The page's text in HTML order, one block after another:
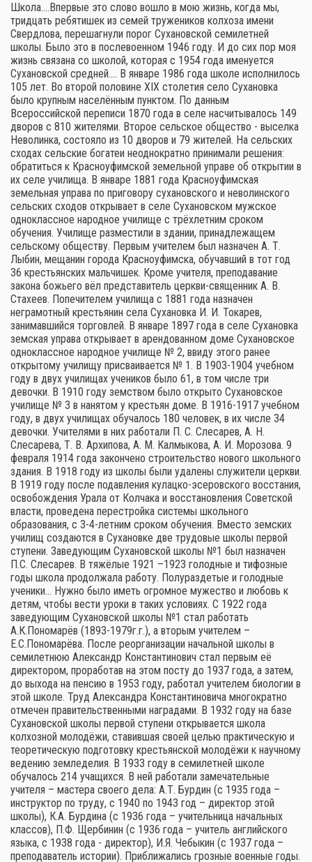
Школа.…Впервые это слово вошло в мою жизнь, когда мы,
тридцать ребятишек из семей тружеников колхоза имени
Свердлова, перешагнули порог Сухановской семилетней
школы. Было это в послевоенном 1946 году. И до сих пор моя
жизнь связана со школой, которая с 1954 года именуется
Сухановской средней.… В январе 1986 года школе исполнилось
105 лет. Во второй половине XIX столетия село Сухановка
было крупным населённым пунктом. По данным
Всероссийской переписи 1870 года в селе насчитывалось 149
дворов с 810 жителями. Второе сельское общество - выселка
Неволинка, состояло из 10 дворов и 79 жителей. На сельских
сходах сельские богатеи неоднократно принимали решения:
обратиться к Красноуфимской земельной управе об открытии в
их селе училища. В январе 1881 года Красноуфимская
земельная управа по приговору сухановского и неволинского
сельских сходов открывает в селе Сухановском мужское
одноклассное народное училище с трёхлетним сроком
обучения. Училище разместили в здании, принадлежащем
сельскому обществу. Первым учителем был назначен А. Т.
Лыбин, мещанин города Красноуфимска, обучавший в тот год
36 крестьянских мальчишек. Кроме учителя, преподавание
закона божьего вёл представитель церкви-священник А. В.
Стахеев. Попечителем училища с 1881 года назначен
неграмотный крестьянин села Сухановка И. И. Токарев,
занимавшийся торговлей. В январе 1897 года в селе Сухановка
земская управа открывает в арендованном доме Сухановское
одноклассное народное училище № 2, ввиду этого ранее
открытому училищу присваивается № 1. В 1903-1904 учебном
году в двух училищах учеников было 61, в том числе три
девочки. В 1910 году земством было открыто Сухановское
училище № 3 в нанятом у крестьян доме. В 1916-1917 учебном
году, в двух училищах обучалось 180 человек, в их числе 34
девочки. Учителями в них работали П. С. Слесарев, А. Н.
Слесарева, Т. В. Архипова, А. М. Калмыкова, А. И. Морозова. 9
февраля 1914 года закончено строительство нового школьного
здания. В 1918 году из школы были удалены служители церкви.
В 1919 году после подавления кулацко-эсеровского восстания,
освобождения Урала от Колчака и восстановления Советской
власти, проведена перестройка системы школьного
образования, с 3-4-летним сроком обучения. Вместо земских
училищ создаются в Сухановке две трудовые школы первой
ступени. Заведующим Сухановской школы №1 был назначен
П.С. Слесарев. В тяжёлые 1921 –1923 голодные и тифозные
годы школа продолжала работу. Полураздетые и голодные
ученики… Нужно было иметь огромное мужество и любовь к
детям, чтобы вести уроки в таких условиях. С 1922 года
заведующим Сухановской школы №1 стал работать
А.К.Пономарёв (1893-1979г.г.), а вторым учителем –
Е.С.Пономарёва. После реорганизации начальной школы в
семилетнюю Александр Константинович стал первым её
директором, проработав на этом посту до 1937 года, а затем,
до выхода на пенсию в 1953 году, работал учителем биологии в
этой школе. Труд Александра Константиновича многократно
отмечен правительственными наградами. В 1932 году на базе
Сухановской школы первой ступени открывается школа
колхозной молодёжи, ставившая своей целью практическую и
теоретическую подготовку крестьянской молодёжи к научному
ведению земледелия. В 1933 году в семилетней школе
обучалось 214 учащихся. В ней работали замечательные
учителя – мастера своего дела: А.Т. Бурдин (с 1935 года –
инструктор по труду, с 1940 по 1943 год – директор этой
школы), К.А. Бурдина (с 1936 года – учительница начальных
классов), П.Ф. Щербинин (с 1936 года – учитель английского
языка, с 1938 года - директор), И.Я. Чебыкин (с 1937 года –
преподаватель истории). Приближались грозные военные годы.